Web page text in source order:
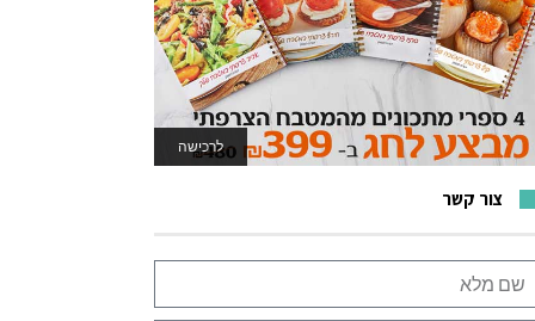
לרכישה
לאתר המשחקים
צור קשר